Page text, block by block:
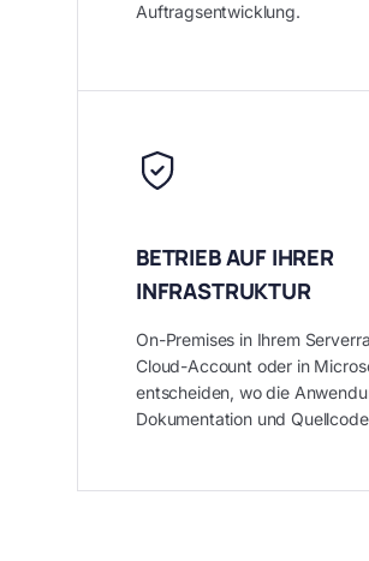
Auftragsentwicklung.
BETRIEB AUF IHRER
INFRASTRUKTUR
On-Premises in Ihrem
Cloud-Account oder in
entscheiden, wo die
Dokumentation und